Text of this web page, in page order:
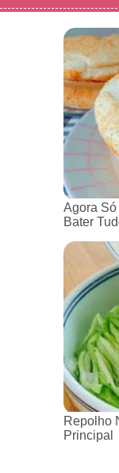
Agora
Bater
Repolho
Principal